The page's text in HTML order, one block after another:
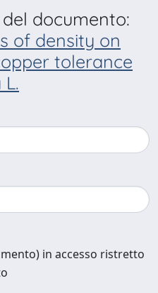
documento:
of density on
tolerance
in accesso ristretto